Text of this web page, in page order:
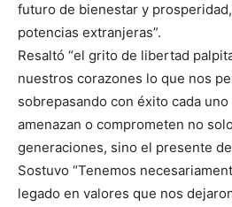
futuro de bienestar y
potencias extranjeras”.
Resaltó “el grito de libertad
nuestros corazones lo que nos
sobrepasando con éxito cada
amenazan o comprometen no
generaciones, sino el presente
Sostuvo “Tenemos
legado en valores que nos